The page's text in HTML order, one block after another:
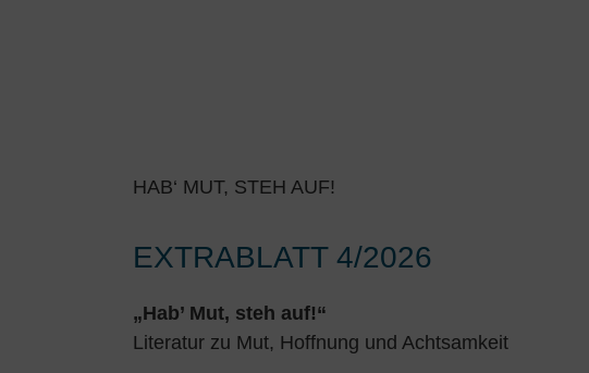
HAB‘ MUT, STEH AUF!
EXTRABLATT 4/2026
„Hab’ Mut, steh auf!“
Literatur zu Mut, Hoffnung und Achtsamkeit